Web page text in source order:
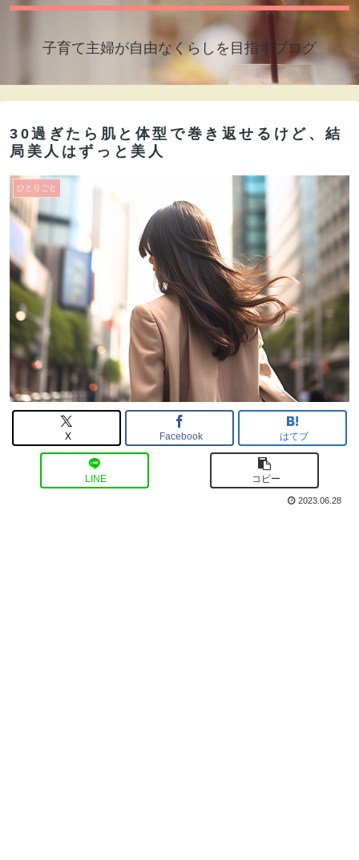
子育て主婦が自由なくらしを目指すブログ
30過ぎたら肌と体型で巻き返せるけど、結
局美人はずっと美人
ひとりごと
X Facebook はてブ
LINE コピー
2023.06.28